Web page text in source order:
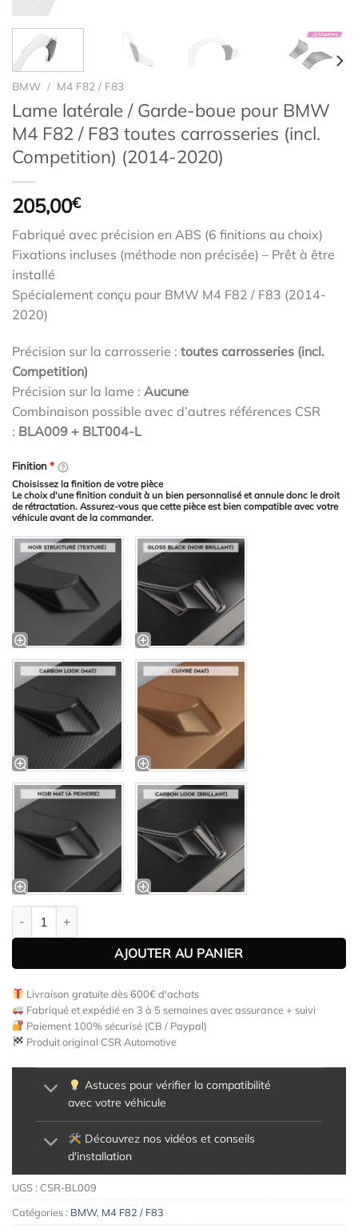
BMW / M4 F82 / F83
Lame latérale / Garde-boue pour BMW
M4 F82 / F83 toutes carrosseries (incl.
Competition) (2014-2020)
205,00€
Fabriqué avec précision en ABS (6 finitions au choix)
Fixations incluses (méthode non précisée) – Prêt à être
installé
Spécialement conçu pour BMW M4 F82 / F83 (2014-
2020)
Précision sur la carrosserie : toutes carrosseries (incl.
Competition)
Précision sur la lame : Aucune
Combinaison possible avec d’autres références CSR
: BLA009 + BLT004-L
Finition*
Choisissez la finition de votre pièce
Le choix d'une finition conduit à un bien personnalisé et annule donc le droit
de rétractation. Assurez-vous que cette pièce est bien compatible avec votre
véhicule avant de la commander.
quantité de Lame latérale / Garde-boue pour BMW M4 F82 /
AJOUTER AU PANIER
Livraison gratuite dès 600€ d'achats
Fabriqué et expédié en 3 à 5 semaines avec assurance + suivi
Paiement 100% sécurisé (CB / Paypal)
Produit original CSR Automotive
Astuces pour vérifier la compatibilité
avec votre véhicule
Découvrez nos vidéos et conseils
d'installation
UGS : CSR-BL009
Catégories : BMW, M4 F82 / F83